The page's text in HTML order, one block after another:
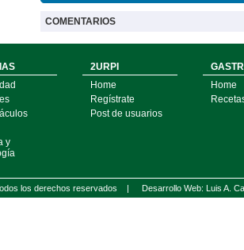
COMENTARIOS
y
2URPI
Home
Regístrate
Post de usuarios
Home
los derechos reservados | Desarrollo Web: Luis